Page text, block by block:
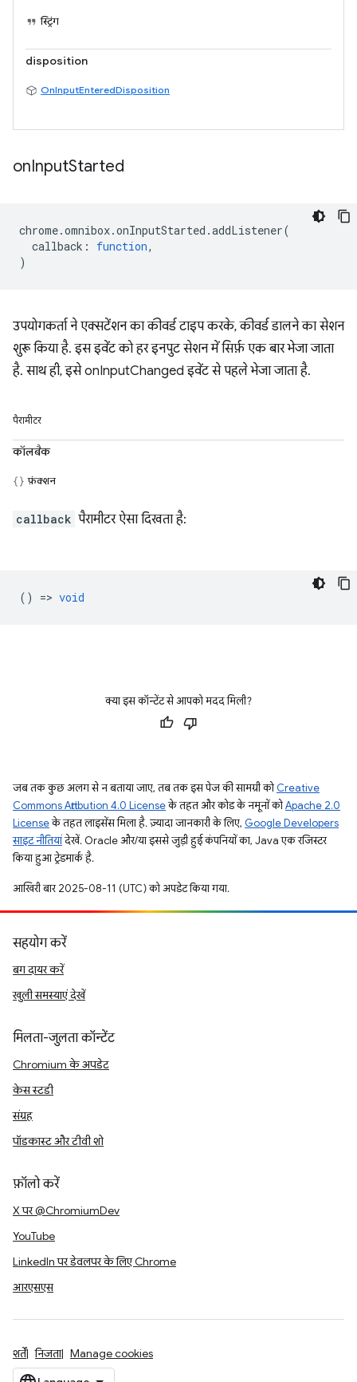
स्ट्रिंग
disposition
OnInputEnteredDisposition
onInputStarted
chrome.omnibox.onInputStarted .addListener(
callback : function,
)
उपयोगकर्ता ने एक्सटेंशन का कीवर्ड टाइप करके, कीवर्ड डालने का सेशन
शुरू किया है. इस इवेंट को हर इनपुट सेशन में सिर्फ़ एक बार भेजा जाता
है. साथ ही, इसे onInputChanged इवेंट से पहले भेजा जाता है.
पैरामीटर
कॉलबैक
फ़ंक्शन
callback पैरामीटर ऐसा दिखता है:
() => void
क्या इस कॉन्टेंट से आपको मदद मिली?
जब तक कुछ अलग से न बताया जाए, तब तक इस पेज की सामग्री कोCreative
Commons Attribution 4.0 Licenseके तहत और कोड के नमूनों कोApache 2.0
Licenseके तहत लाइसेंस मिला है. ज़्यादा जानकारी के लिए, Google Developers
साइट नीतियांदेखें. Oracle और/या इससे जुड़ी हुई कंपनियों का, Java एक रजिस्टर
किया हुआ ट्रेडमार्क है.
आखिरी बार 2025-08-11 (UTC) को अपडेट किया गया.
सहयोग करें
बग दायर करें
खुली समस्याएं देखें
मिलता-जुलता कॉन्टेंट
Chromium के अपडेट
केस स्टडी
संग्रह
पॉडकास्ट और टीवी शो
फ़ॉलो करें
X पर @ChromiumDev
YouTube
LinkedIn पर डेवलपर के लिए Chrome
आरएसएस
शर्तें निजता Manage cookies